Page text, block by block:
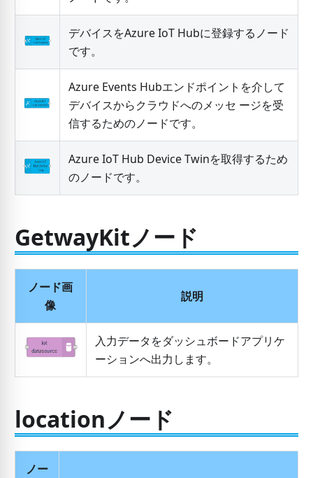
デバイスをAzure IoT Hubに登録するノード
です。
Azure Events Hubエンドポイントを介して
デバイスからクラウドへのメッセ ージを受
信するためのノードです。
Azure IoT Hub Device Twinを取得するため
のノードです。
GetwayKitノード
ノード画
像
説明
入力データをダッシュボードアプリケ
ーションへ出力します。
locationノード
ノー